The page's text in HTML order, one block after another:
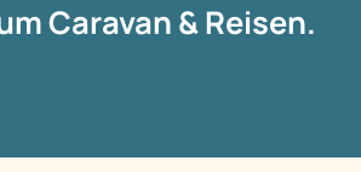
Caravan & Reisen.